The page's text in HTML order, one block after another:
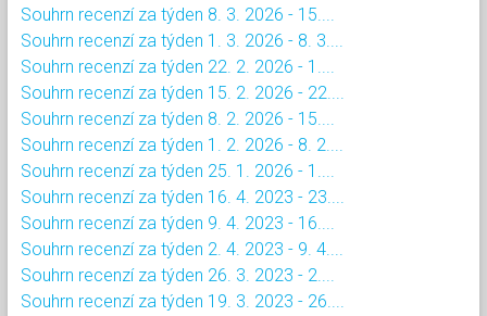
Souhrn recenzí za týden 8. 3. 2026 - 15....
Souhrn recenzí za týden 1. 3. 2026 - 8. 3....
Souhrn recenzí za týden 22. 2. 2026 - 1....
Souhrn recenzí za týden 15. 2. 2026 - 22....
Souhrn recenzí za týden 8. 2. 2026 - 15....
Souhrn recenzí za týden 1. 2. 2026 - 8. 2....
Souhrn recenzí za týden 25. 1. 2026 - 1....
Souhrn recenzí za týden 16. 4. 2023 - 23....
Souhrn recenzí za týden 9. 4. 2023 - 16....
Souhrn recenzí za týden 2. 4. 2023 - 9. 4....
Souhrn recenzí za týden 26. 3. 2023 - 2....
Souhrn recenzí za týden 19. 3. 2023 - 26....